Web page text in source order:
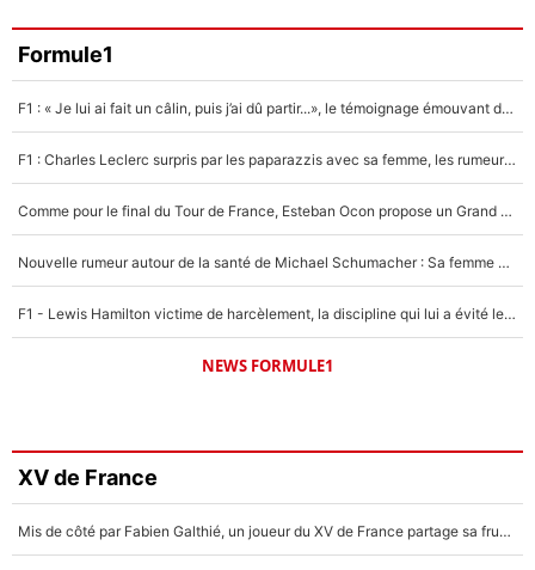
Formule1
F1 : « Je lui ai fait un câlin, puis j’ai dû partir...», le témoignage émouvant de Max Verstappen sur sa fille
F1 : Charles Leclerc surpris par les paparazzis avec sa femme, les rumeurs étaient vraies !
Comme pour le final du Tour de France, Esteban Ocon propose un Grand Prix de Formule 1 à Paris : «Autour de l’Arc de Triomphe, ce serait génial» !
Nouvelle rumeur autour de la santé de Michael Schumacher : Sa femme Corinna sort du silence
F1 - Lewis Hamilton victime de harcèlement, la discipline qui lui a évité le pire : «J'aurais probablement mal tourné»
NEWS FORMULE1
XV de France
Mis de côté par Fabien Galthié, un joueur du XV de France partage sa frustration : «ils ne me l’ont pas dit tout de suite»